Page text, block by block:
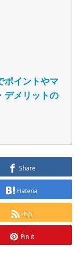
ポイントやマ
デメリットの
Share
Hatena
RSS
Pin it